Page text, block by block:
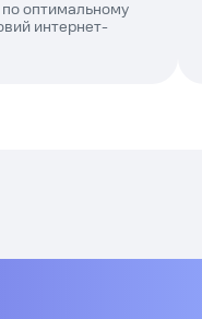
оптимальному
интернет-